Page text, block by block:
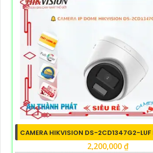
CAMERA HIKVISION DS-2CD1347G2-LUF
2,200,000 ₫